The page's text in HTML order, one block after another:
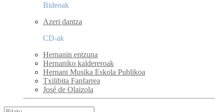
Bideoak
Azeri dantza
CD-ak
Hernanin entzuna
Hernaniko kaldereroak
Hernani Musika Eskola Publikoa
Txilibita Fanfarrea
José de Olaizola